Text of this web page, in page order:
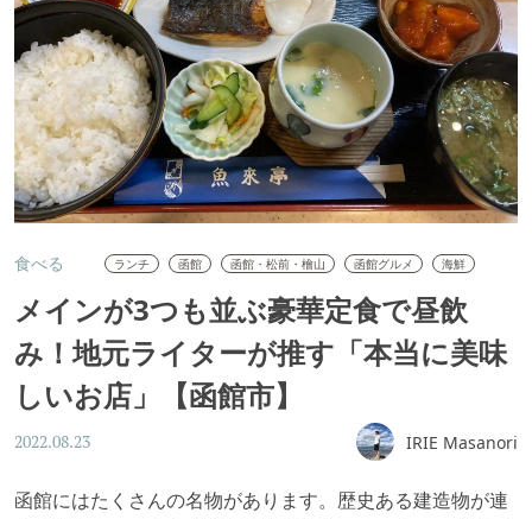
食べる ランチ 函館 函館・松前・檜山 函館グルメ 海鮮
メインが3つも並ぶ豪華定食で昼飲
み！地元ライターが推す「本当に美味
しいお店」【函館市】
2022.08.23 IRIE Masanori
函館にはたくさんの名物があります。歴史ある建造物が連